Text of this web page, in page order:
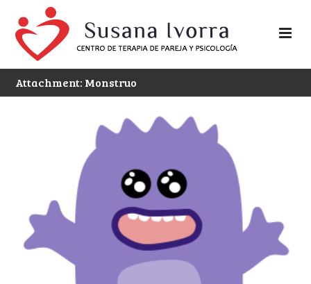
Attachment: Monstruo